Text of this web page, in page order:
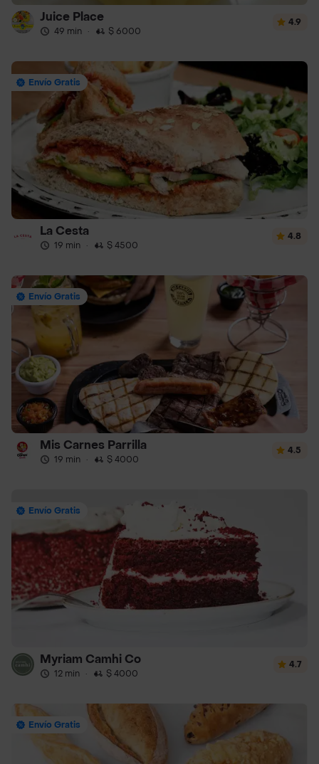
Juice Place
49 min · $ 6000
4.9
Envío Gratis
La Cesta
19 min · $ 4500
4.8
Envío Gratis
Mis Carnes Parrilla
19 min · $ 4000
4.5
Envío Gratis
Myriam Camhi Co
12 min · $ 4000
4.7
Envío Gratis